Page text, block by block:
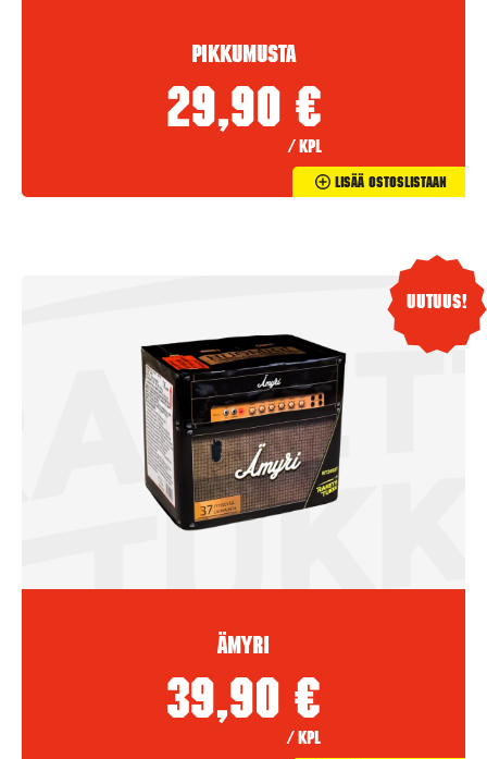
Pikkumusta
29,90 €
/ kpl
Lisää Ostoslistaan
Uutuus!
Ämyri
39,90 €
/ kpl